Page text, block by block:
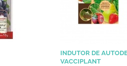
INDUTOR DE
VACCIPLANT